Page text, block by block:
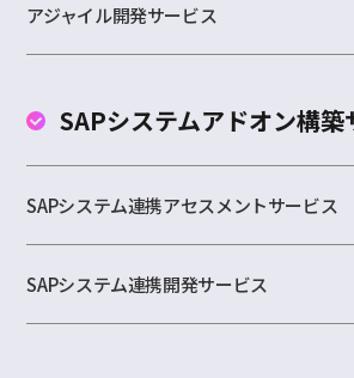
アジャイル開発サービス
SAPシステムアドオン構築
SAPシステム連携アセスメントサービス
SAPシステム連携開発サービス